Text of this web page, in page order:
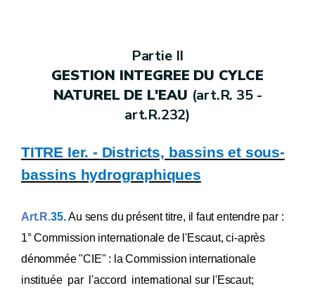
Partie II
GESTION INTEGREE DU CYLCE
NATUREL DE L'EAU (art.R. 35 -
art.R.232)
TITRE Ier. - Districts, bassins et sous-
bassins hydrographiques
Art.R.35.Au sens du présent titre, il faut entendre par :
1° Commission internationale de l'Escaut, ci-après
dénommée "CIE" : la Commission internationale
instituée par l'accord international sur l'Escaut;